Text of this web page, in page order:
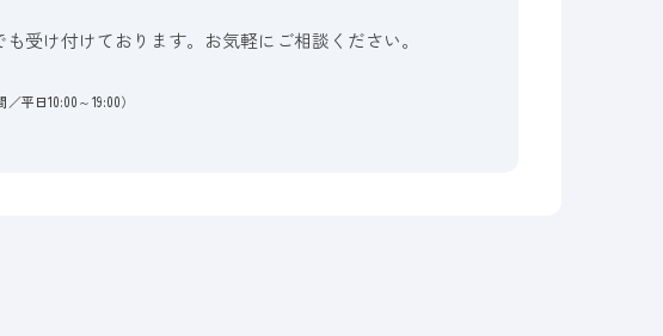
受け付けております。お気軽にご相談ください。
／平日10:00～19:00）